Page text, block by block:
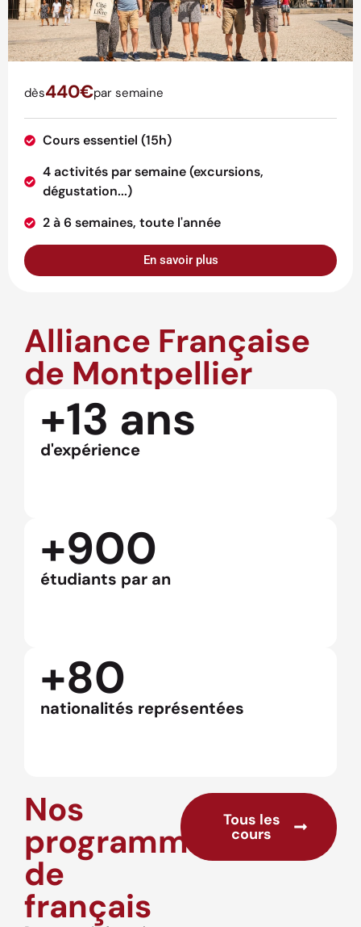
dès440€par semaine
Cours essentiel (15h)
4 activités par semaine (excursions,
dégustation...)
2 à 6 semaines, toute l'année
En savoir plus
Alliance Française
de Montpellier
+13 ans
d'expérience
+900
étudiants par an
+80
nationalités représentées
Nos
programmes
de
français
Tous les
cours